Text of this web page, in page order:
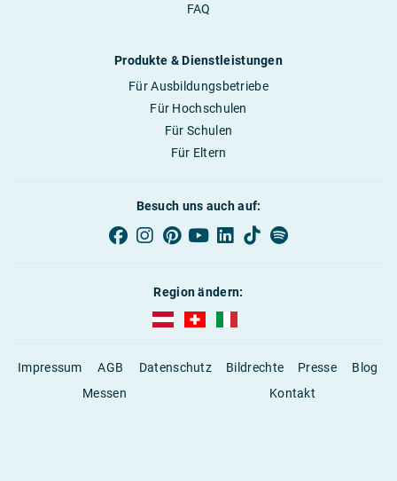
FAQ
Produkte & Dienstleistungen
Für Ausbildungsbetriebe
Für Hochschulen
Für Schulen
Für Eltern
Besuch uns auch auf:
Region ändern:
AUBI-plus Österreich (deutsch)
Impressum AGB Datenschutz Bildrechte Presse
Blog
Messen
Kontakt